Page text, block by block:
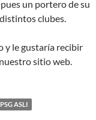
un portero de su
clubes.
y le gustaría recibir
sitio web.
PSG ASLI